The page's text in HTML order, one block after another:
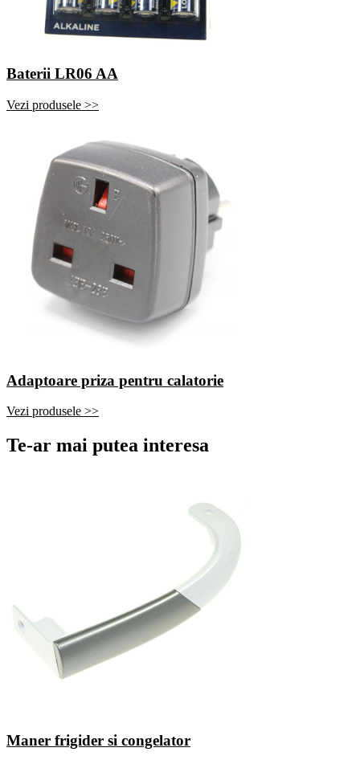
Baterii LR06 AA
Vezi produsele >>
Adaptoare priza pentru calatorie
Vezi produsele >>
Te-ar mai putea interesa
Maner frigider si congelator